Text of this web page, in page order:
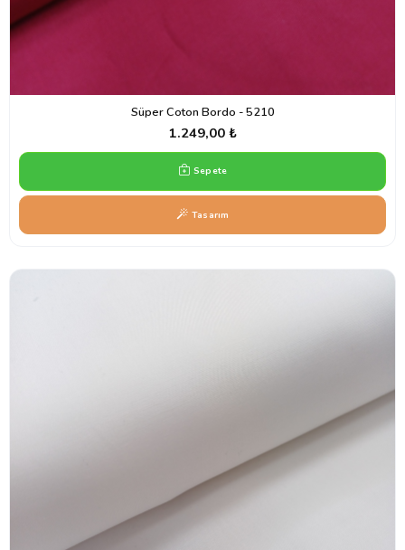
Süper Coton Bordo - 5210
1.249,00 ₺
Sepete
Tasarım